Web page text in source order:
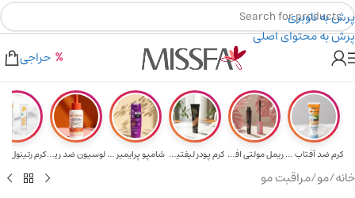
پرش به ناوبری
پرش به محتوای اصلی
۲٪ تخفیف روی سبد خرید برای روش کارت به کارت
هدیه برای خرید های بالای ۵ میلیون تومن
حراجی
کرم ضد آفتاب حا... ریمل مولتی افکت... کرم پودر لیفتین... شامپو پرایمیر پ... لوسیون ضد ریزش ...
خانه/مو/مراقبت مو